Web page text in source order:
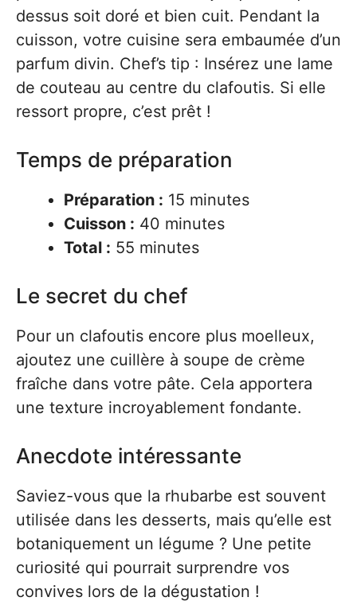
dessus soit doré et bien cuit. Pendant la
cuisson, votre cuisine sera embaumée d’un
parfum divin. Chef’s tip : Insérez une lame
de couteau au centre du clafoutis. Si elle
ressort propre, c’est prêt !
Temps de préparation
Préparation : 15 minutes
Cuisson : 40 minutes
Total : 55 minutes
Le secret du chef
Pour un clafoutis encore plus moelleux,
ajoutez une cuillère à soupe de crème
fraîche dans votre pâte. Cela apportera
une texture incroyablement fondante.
Anecdote intéressante
Saviez-vous que la rhubarbe est souvent
utilisée dans les desserts, mais qu’elle est
botaniquement un légume ? Une petite
curiosité qui pourrait surprendre vos
convives lors de la dégustation !